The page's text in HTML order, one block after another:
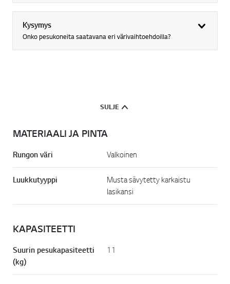
Kysymys
Onko pesukoneita saatavana eri värivaihtoehdoilla?
SULJE
MATERIAALI JA PINTA
Rungon väri Valkoinen
Luukkutyyppi
Musta sävytetty karkaistu
lasikansi
KAPASITEETTI
Suurin pesukapasiteetti
(kg)
11